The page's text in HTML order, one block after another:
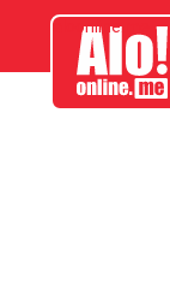
aloonline.me